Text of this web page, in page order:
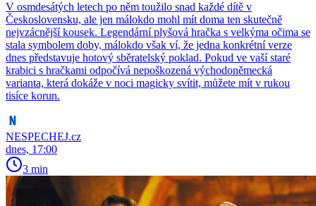
V osmdesátých letech po něm toužilo snad každé dítě v
Československu, ale jen málokdo mohl mít doma ten skutečně
nejvzácnější kousek. Legendární plyšová hračka s velkýma očima se
stala symbolem doby, málokdo však ví, že jedna konkrétní verze
dnes představuje hotový sběratelský poklad. Pokud ve vaší staré
krabici s hračkami odpočívá nepoškozená východoněmecká
varianta, která dokáže v noci magicky svítit, můžete mít v rukou
tisíce korun.
NESPECHEJ.cz
dnes, 17:00
3 min